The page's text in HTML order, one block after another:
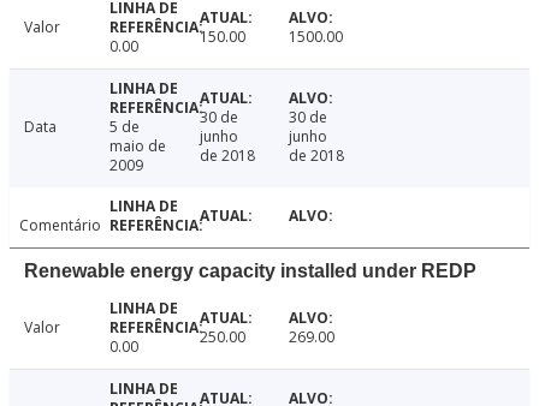
Valor
0.00
150.00 1500.00
Data
5 de
maio de
2009
30 de
junho
de 2018
30 de
junho
de 2018
Comentário
Renewable energy capacity installed under REDP
Valor
0.00
250.00 269.00